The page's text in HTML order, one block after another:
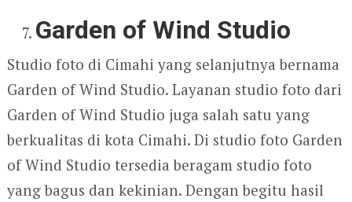
Garden of Wind Studio
Studio foto di Cimahi yang selanjutnya bernama
Garden of Wind Studio. Layanan studio foto dari
Garden of Wind Studio juga salah satu yang
berkualitas di kota Cimahi. Di studio foto Garden
of Wind Studio tersedia beragam studio foto
yang bagus dan kekinian. Dengan begitu hasil